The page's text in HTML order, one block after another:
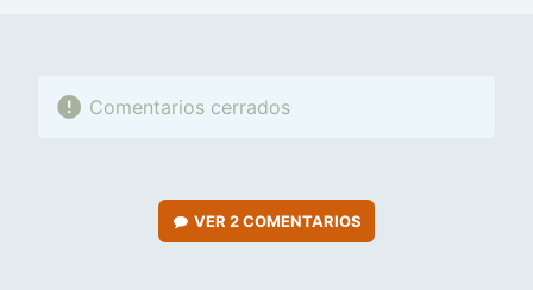
Comentarios cerrados
VER2 COMENTARIOS